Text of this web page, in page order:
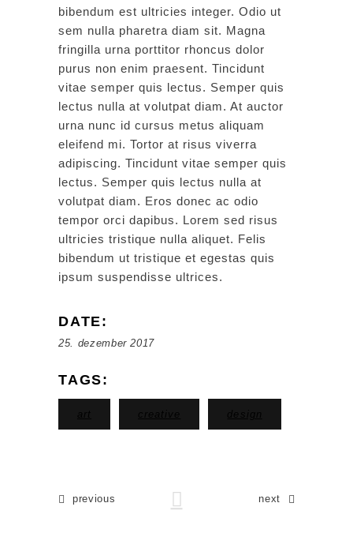
bibendum est ultricies integer. Odio ut
sem nulla pharetra diam sit. Magna
fringilla urna porttitor rhoncus dolor
purus non enim praesent. Tincidunt
vitae semper quis lectus. Semper quis
lectus nulla at volutpat diam. At auctor
urna nunc id cursus metus aliquam
eleifend mi. Tortor at risus viverra
adipiscing. Tincidunt vitae semper quis
lectus. Semper quis lectus nulla at
volutpat diam. Eros donec ac odio
tempor orci dapibus. Lorem sed risus
ultricies tristique nulla aliquet. Felis
bibendum ut tristique et egestas quis
ipsum suspendisse ultrices.
DATE:
25. dezember 2017
TAGS:
previous next